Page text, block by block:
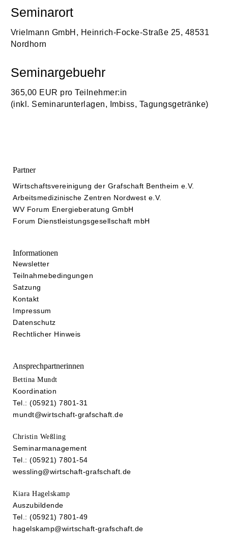
Seminarort
Vrielmann GmbH, Heinrich-Focke-Straße 25, 48531
Nordhorn
Seminargebuehr
365,00 EUR pro Teilnehmer:in
(inkl. Seminarunterlagen, Imbiss, Tagungsgetränke)
Partner
Wirtschaftsvereinigung der Grafschaft Bentheim e.V.
Arbeitsmedizinische Zentren Nordwest e.V.
WV Forum Energieberatung GmbH
Forum Dienstleistungsgesellschaft mbH
Informationen
Newsletter
Teilnahmebedingungen
Satzung
Kontakt
Impressum
Datenschutz
Rechtlicher Hinweis
Ansprechpartnerinnen
Bettina Mundt
Koordination
Tel.: (05921) 7801-31
mundt@wirtschaft-grafschaft.de
Christin Weßling
Seminarmanagement
Tel.: (05921) 7801-54
wessling@wirtschaft-grafschaft.de
Kiara Hagelskamp
Auszubildende
Tel.: (05921) 7801-49
hagelskamp@wirtschaft-grafschaft.de